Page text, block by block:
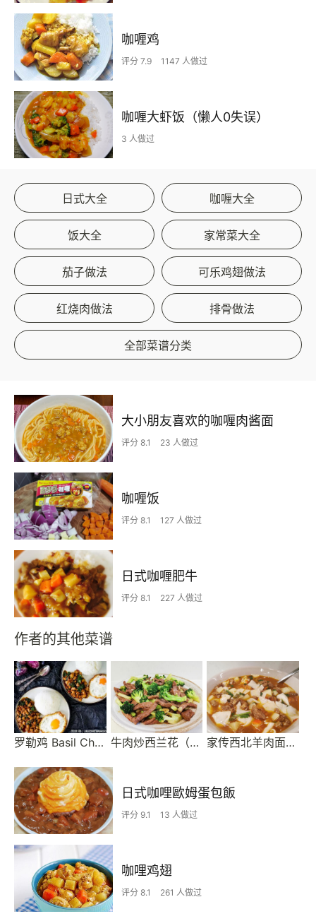
咖喱鸡
评分 7.9 1147 人做过
咖喱大虾饭（懒人0失误）
3 人做过
日式大全 咖喱大全
饭大全 家常菜大全
茄子做法 可乐鸡翅做法
红烧肉做法 排骨做法
全部菜谱分类
大小朋友喜欢的咖喱肉酱面
评分 8.1 23 人做过
咖喱饭
评分 8.1 127 人做过
日式咖喱肥牛
评分 8.1 227 人做过
作者的其他菜谱
罗勒鸡 Basil Chicken，超级好吃快手菜 | 就这样 牛肉炒西兰花（可做健身餐） 家传西北羊肉面片汤/羊肉丁
日式咖哩歐姆蛋包飯
评分 9.1 13 人做过
咖哩鸡翅
评分 8.1 261 人做过